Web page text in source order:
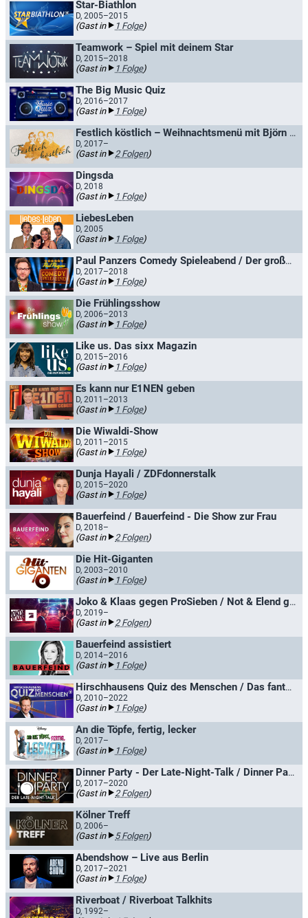
Star-Biathlon
D, 2005–2015
(Gast in 1 Folge)
Teamwork – Spiel mit deinem Star
D, 2015–2018
(Gast in 1 Folge)
The Big Music Quiz
D, 2016–2017
(Gast in 1 Folge)
Festlich köstlich – Weihnachtsmenü mit Björn Freitag & Gästen
D, 2017–
(Gast in 2 Folgen)
Dingsda
D, 2018
(Gast in 1 Folge)
LiebesLeben
D, 2005
(Gast in 1 Folge)
Paul Panzers Comedy Spieleabend / Der große Freitagabend Comedy Spieleabend
D, 2017–2018
(Gast in 1 Folge)
Die Frühlingsshow
D, 2006–2013
(Gast in 1 Folge)
Like us. Das sixx Magazin
D, 2015–2016
(Gast in 1 Folge)
Es kann nur E1NEN geben
D, 2011–2013
(Gast in 1 Folge)
Die Wiwaldi-Show
D, 2011–2015
(Gast in 1 Folge)
Dunja Hayali / ZDFdonnerstalk
D, 2015–2020
(Gast in 1 Folge)
Bauerfeind / Bauerfeind - Die Show zur Frau
D, 2018–
(Gast in 2 Folgen)
Die Hit-Giganten
D, 2003–2010
(Gast in 1 Folge)
Joko & Klaas gegen ProSieben / Not & Elend gegen ProSieben
D, 2019–
(Gast in 2 Folgen)
Bauerfeind assistiert
D, 2014–2016
(Gast in 1 Folge)
Hirschhausens Quiz des Menschen / Das fantastische Quiz des Menschen
D, 2010–2022
(Gast in 1 Folge)
An die Töpfe, fertig, lecker
D, 2017–
(Gast in 1 Folge)
Dinner Party - Der Late-Night-Talk / Dinner Party - Marlene lädt zum Talk
D, 2017–2020
(Gast in 2 Folgen)
Kölner Treff
D, 2006–
(Gast in 5 Folgen)
Abendshow – Live aus Berlin
D, 2017–2021
(Gast in 1 Folge)
Riverboat / Riverboat Talkhits
D, 1992–